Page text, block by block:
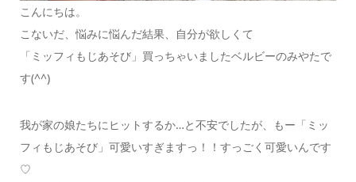
こんにちは。
こないだ、悩みに悩んだ結果、自分が欲しくて
「ミッフィもじあそび」買っちゃいましたベルビーのみやたで
す(^^)
我が家の娘たちにヒットするか…と不安でしたが、もー「ミッ
フィもじあそび」可愛いすぎますっ！！すっごく可愛いんです
♡